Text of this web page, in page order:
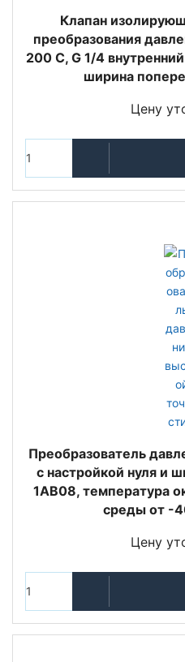
Клапан
преобразования
200 C, G 1/4
ширина
Цену
Преобразователь
с настройкой нуля и
1AB08, температура
среды от -
Цену